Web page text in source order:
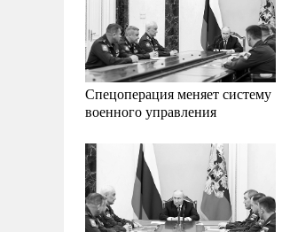
Спецоперация меняет систему
военного управления